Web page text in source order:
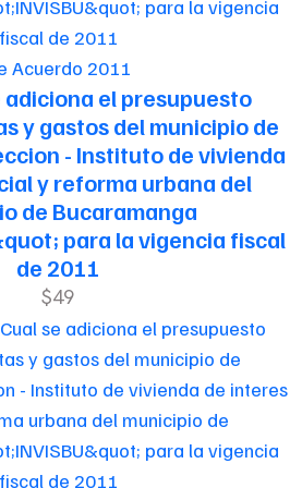
Acuerdo 2011
adiciona el presupuesto
y gastos del municipio de
- Instituto de vivienda
y reforma urbana del
de Bucaramanga
para la vigencia fiscal
de 2011
$49